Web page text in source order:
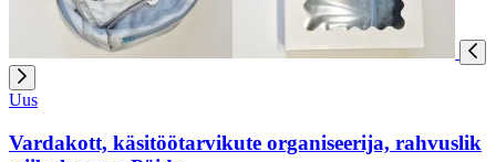
Uus
Vardakott, käsitöötarvikute organiseerija, rahvuslik